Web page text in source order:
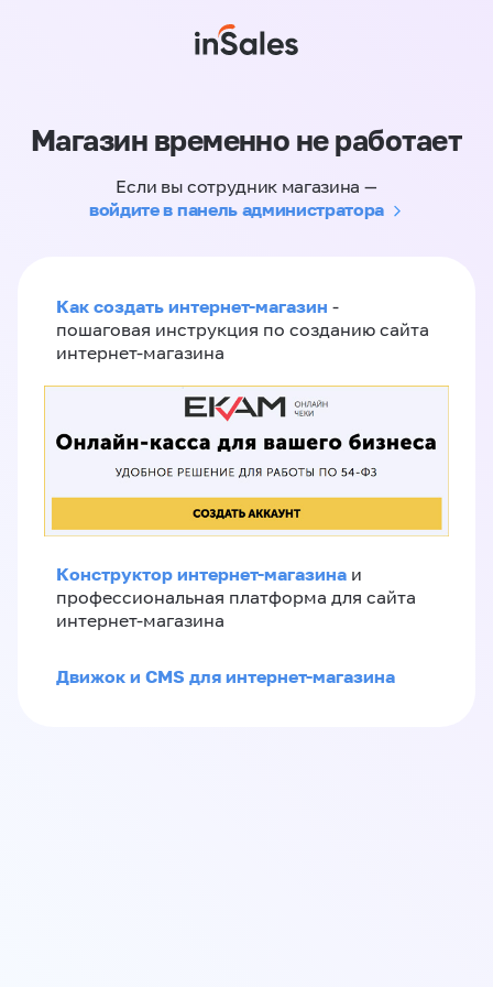
Магазин временно не работает
Если вы сотрудник магазина —
войдите в панель администратора
Как создать интернет-магазин -
пошаговая инструкция по созданию сайта
интернет-магазина
Конструктор интернет-магазина и
профессиональная платформа для сайта
интернет-магазина
Движок и CMS для интернет-магазина